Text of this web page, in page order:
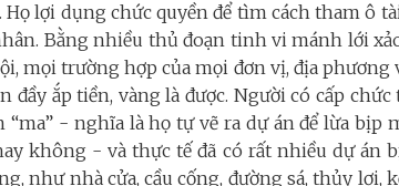
Họ lợi dụng chức quyền để tìm cách tham ô
Bằng nhiều thủ đoạn tinh vi mánh lới
mọi trường hợp của mọi đơn vị, địa phương
đầy ắp tiền, vàng là được. Người có cấp chức
“ma” - nghĩa là họ tự vẽ ra dự án để lừa bịp
không - và thực tế đã có rất nhiều dự án
như nhà cửa, cầu cống, đường sá, thủy lợi,